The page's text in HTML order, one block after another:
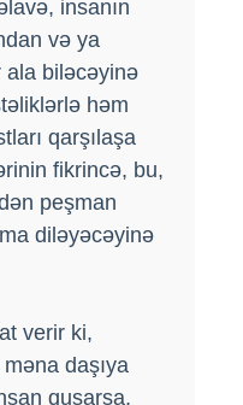
insanın
və ya
ala biləcəyinə
həm
qarşılaşa
fikrincə, bu,
peşman
diləyəcəyinə
verir ki,
daşıya
qusarsa,